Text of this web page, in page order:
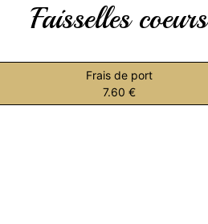
Faisselles coeurs
Frais de port
7.60 €